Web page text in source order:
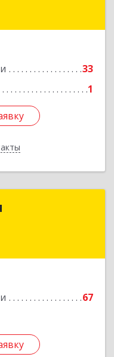
33
1
г, Южная ул,
67
Наталья